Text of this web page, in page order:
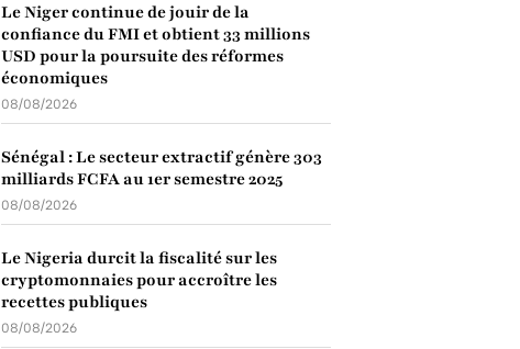
Le Niger continue de jouir de la
confiance du FMI et obtient 33 millions
USD pour la poursuite des réformes
économiques
08/08/2026
Sénégal : Le secteur extractif génère 303
milliards FCFA au 1er semestre 2025
08/08/2026
Le Nigeria durcit la fiscalité sur les
cryptomonnaies pour accroître les
recettes publiques
08/08/2026